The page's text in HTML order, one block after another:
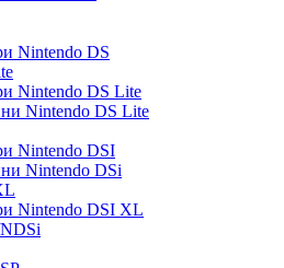
Nintendo DS
Nintendo DS Lite
Nintendo DS Lite
Nintendo DSI
Nintendo DSi
Nintendo DSI XL